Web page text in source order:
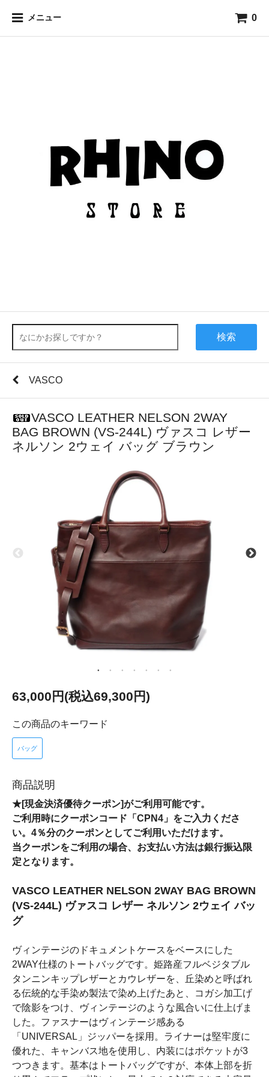
メニュー 0
検索
VASCO
VASCO LEATHER NELSON 2WAY
BAG BROWN (VS-244L) ヴァスコ レザー
ネルソン 2ウェイ バッグ ブラウン
63,000円(税込69,300円)
この商品のキーワード
バッグ
商品説明
★[現金決済優待クーポン]がご利用可能です。
ご利用時にクーポンコード「CPN4」をご入力くださ
い。4％分のクーポンとしてご利用いただけます。
当クーポンをご利用の場合、お支払い方法は銀行振込限
定となります。
VASCO LEATHER NELSON 2WAY BAG BROWN
(VS-244L) ヴァスコ レザー ネルソン 2ウェイ バッ
グ
ヴィンテージのドキュメントケースをベースにした
2WAY仕様のトートバッグです。姫路産フルベジタブル
タンニンキップレザーとカウレザーを、丘染めと呼ばれ
る伝統的な手染め製法で染め上げたあと、コガシ加工げ
で陰影をつけ、ヴィンテージのような風合いに仕上げま
した。ファスナーはヴィンテージ感ある
「UNIVERSAL」ジッパーを採用。ライナーは堅牢度に
優れた、キャンバス地を使用し、内装にはポケットが3
つつきます。基本はトートバッグですが、本体上部を折